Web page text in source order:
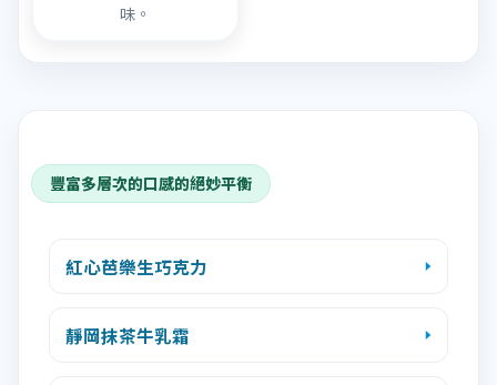
味。
豐富多層次的口感的絕妙平衡
紅心芭樂生巧克力
靜岡抹茶牛乳霜